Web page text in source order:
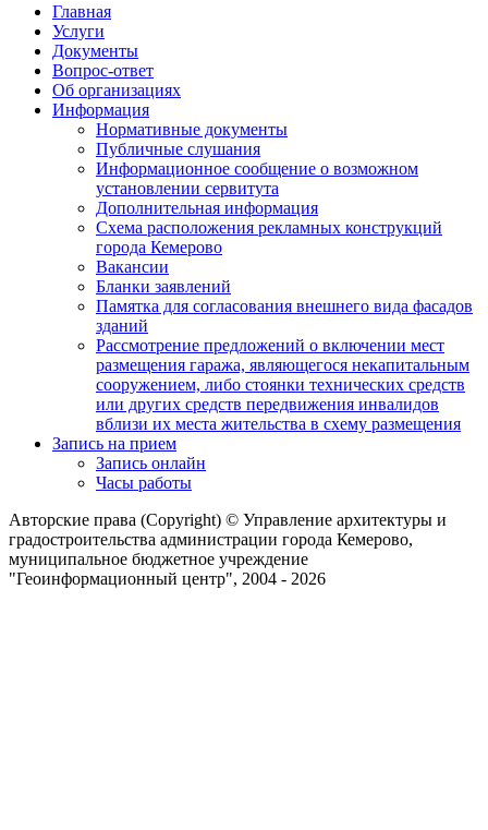
Главная
Услуги
Документы
Вопрос-ответ
Об организациях
Информация
Нормативные документы
Публичные слушания
Информационное сообщение о возможном
установлении сервитута
Дополнительная информация
Схема расположения рекламных конструкций
города Кемерово
Вакансии
Бланки заявлений
Памятка для согласования внешнего вида фасадов
зданий
Рассмотрение предложений о включении мест
размещения гаража, являющегося некапитальным
сооружением, либо стоянки технических средств
или других средств передвижения инвалидов
вблизи их места жительства в схему размещения
Запись на прием
Запись онлайн
Часы работы
Авторские права (Copyright) © Управление архитектуры и
градостроительства администрации города Кемерово,
муниципальное бюджетное учреждение
"Геоинформационный центр", 2004 - 2026